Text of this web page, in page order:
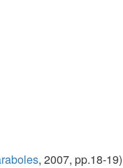
, 2007, pp.18-19)